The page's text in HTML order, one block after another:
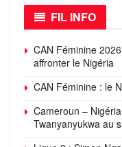
FIL INFO
CAN Féminine
affronter le Nigéria
CAN Féminine : le
Cameroun –
Twanyanyukwa au